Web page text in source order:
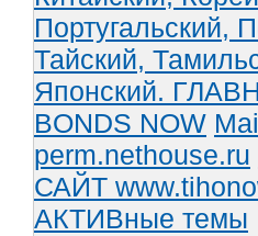
Португальский,
Тайский,
Японский.
BONDS NOW
perm.nethouse.ru
САЙТ
АКТИВные темы